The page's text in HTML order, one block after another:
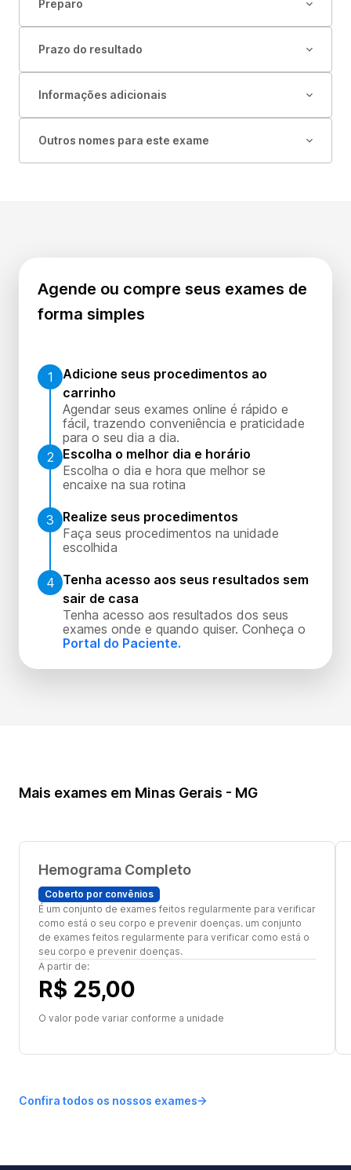
Preparo
Prazo do resultado
Informações adicionais
Outros nomes para este exame
Agende ou compre seus exames de
forma simples
1
Adicione seus procedimentos ao
carrinho
Agendar seus exames online é rápido e
fácil, trazendo conveniência e praticidade
para o seu dia a dia.
2
Escolha o melhor dia e horário
Escolha o dia e hora que melhor se
encaixe na sua rotina
3
Realize seus procedimentos
Faça seus procedimentos na unidade
escolhida
4 Tenha acesso aos seus resultados sem
sair de casa
Tenha acesso aos resultados dos seus
exames onde e quando quiser. Conheça o
Portal do Paciente.
Mais exames em Minas Gerais - MG
Hemograma Completo
Coberto por convênios
É um conjunto de exames feitos regularmente para verificar
como está o seu corpo e prevenir doenças. um conjunto
de exames feitos regularmente para verificar como está o
seu corpo e prevenir doenças.
A partir de:
R$ 25,00
O valor pode variar conforme a unidade
Confira todos os nossos exames